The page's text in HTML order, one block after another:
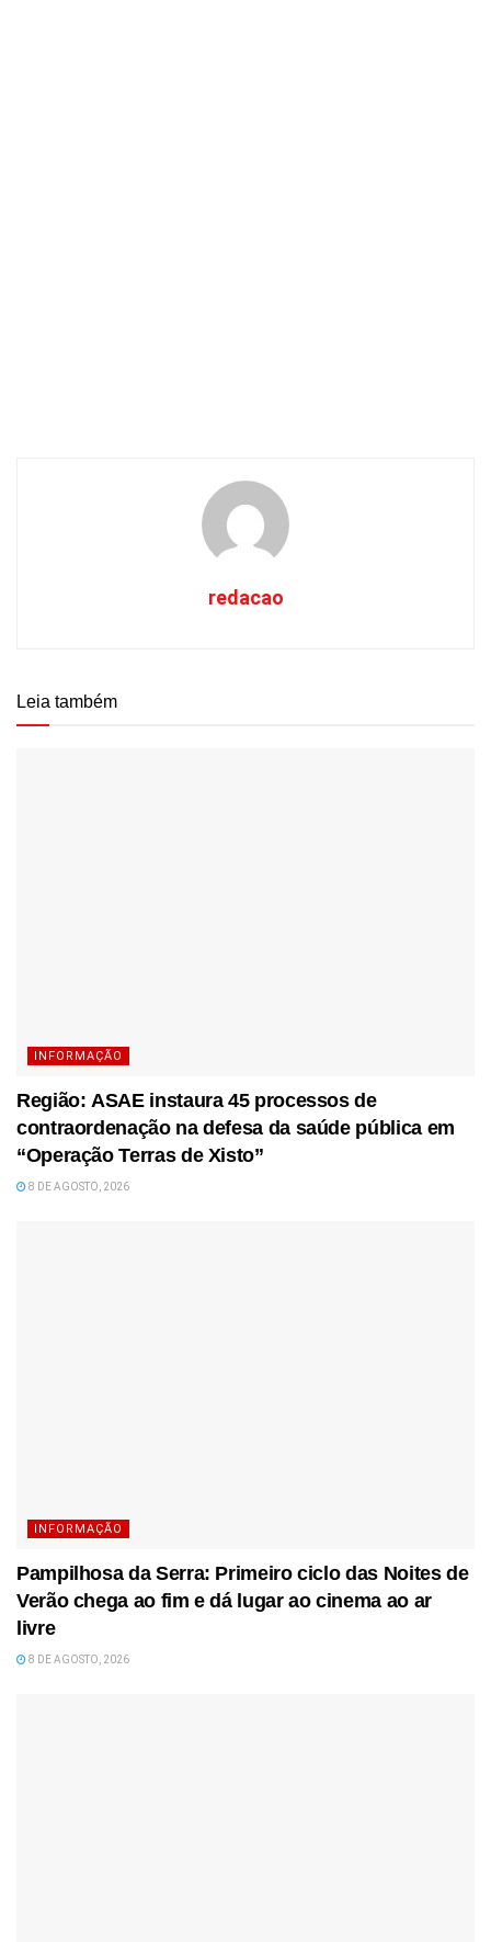
redacao
Leia também
INFORMAÇÃO
Região: ASAE instaura 45 processos de
contraordenação na defesa da saúde pública em
“Operação Terras de Xisto”
8 DE AGOSTO, 2026
INFORMAÇÃO
Pampilhosa da Serra: Primeiro ciclo das Noites de
Verão chega ao fim e dá lugar ao cinema ao ar
livre
8 DE AGOSTO, 2026